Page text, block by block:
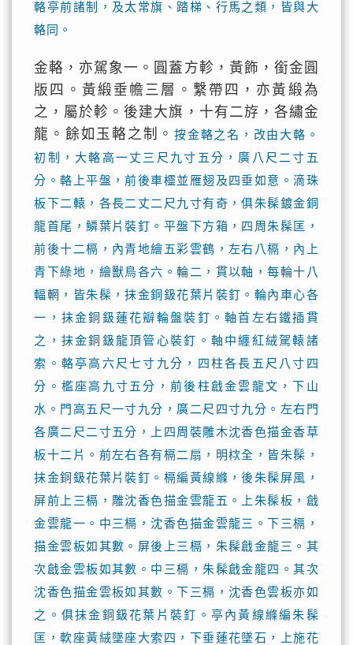
輅亭前諸制，及太常旗、踏梯、行馬之類，皆與大
輅同。
金輅，亦駕象一。圓蓋方軫，黃飾，銜金圓
版四。黃緞垂幨三層。繫帶四，亦黃緞為
之，屬於軫。後建大旗，十有二斿，各繡金
龍。餘如玉輅之制。按金輅之名，改由大輅。
初制，大輅高一丈三尺九寸五分，廣八尺二寸五
分。輅上平盤，前後車欞並雁翅及四垂如意。滴珠
板下二轅，各長二丈二尺九寸有奇，俱朱髹鍍金銅
龍首尾，鱗葉片裝釘。平盤下方箱，四周朱髹匡，
前後十二槅，內青地繪五彩雲鶴，左右八槅，內上
青下綠地，繪獸鳥各六。輪二，貫以軸，每輪十八
輻輞，皆朱髹，抹金銅鈒花葉片裝釘。輪內車心各
一，抹金銅鈒蓮花瓣輪盤裝釘。軸首左右鐵插貫
之，抹金銅鈒龍頂管心裝釘。軸中纏紅絨駕轅諸
索。輅亭高六尺七寸九分，四柱各長五尺八寸四
分。檻座高九寸五分，前後柱戧金雲龍文，下山
水。門高五尺一寸九分，廣二尺四寸九分。左右門
各廣二尺二寸五分，上四周裝雕木沈香色描金香草
板十二片。前左右各有槅二扇，明栨全，皆朱髹，
抹金銅鈒花葉片裝釘。槅編黃線縧，後朱髹屏風，
屏前上三槅，雕沈香色描金雲龍五。上朱髹板，戧
金雲龍一。中三槅，沈香色描金雲龍三。下三槅，
描金雲板如其數。屏後上三槅，朱髹戧金龍三。其
次戧金雲板如其數。中三槅，朱髹戧金龍四。其次
沈香色描金雲板如其數。下三槅，沈香色雲板亦如
之。俱抹金銅鈒花葉片裝釘。亭內黃線縧編朱髹
匡，軟座黃絨墜座大索四，下垂蓮花墜石，上施花